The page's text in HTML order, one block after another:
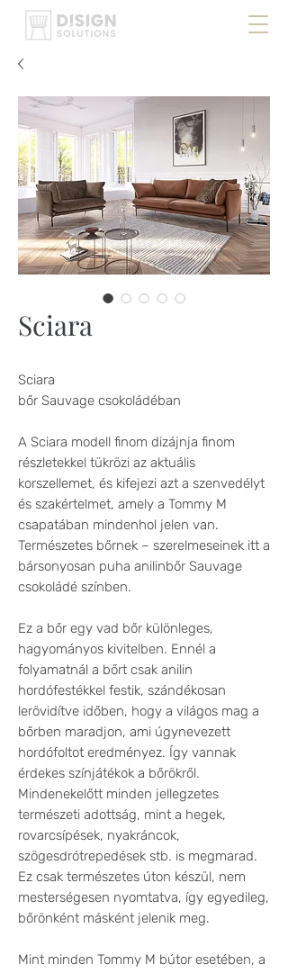
Sciara
Sciara
bőr Sauvage csokoládéban
A Sciara modell finom dizájnja finom
részletekkel tükrözi az aktuális
korszellemet, és kifejezi azt a szenvedélyt
és szakértelmet, amely a Tommy M
csapatában mindenhol jelen van.
Természetes bőrnek – szerelmeseinek itt a
bársonyosan puha anilinbőr Sauvage
csokoládé színben.
Ez a bőr egy vad bőr különleges,
hagyományos kivitelben. Ennél a
folyamatnál a bőrt csak anilin
hordófestékkel festik, szándékosan
lerövidítve időben, hogy a világos mag a
bőrben maradjon, ami úgynevezett
hordófoltot eredményez. Így vannak
érdekes színjátékok a bőrökről.
Mindenekelőtt minden jellegzetes
természeti adottság, mint a hegek,
rovarcsípések, nyakráncok,
szögesdrótrepedések stb. is megmarad.
Ez csak természetes úton készül, nem
mesterségesen nyomtatva, így egyedileg,
bőrönként másként jelenik meg.
Mint minden Tommy M bútor esetében, a